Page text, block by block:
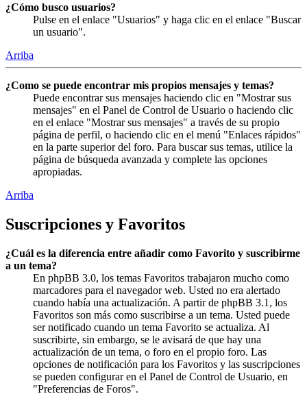
¿Cómo busco usuarios?
Pulse en el enlace "Usuarios" y haga clic en el enlace "Buscar
un usuario".
Arriba
¿Como se puede encontrar mis propios mensajes y temas?
Puede encontrar sus mensajes haciendo clic en "Mostrar sus
mensajes" en el Panel de Control de Usuario o haciendo clic
en el enlace "Mostrar sus mensajes" a través de su propio
página de perfil, o haciendo clic en el menú "Enlaces rápidos"
en la parte superior del foro. Para buscar sus temas, utilice la
página de búsqueda avanzada y complete las opciones
apropiadas.
Arriba
Suscripciones y Favoritos
¿Cuál es la diferencia entre añadir como Favorito y suscribirme
a un tema?
En phpBB 3.0, los temas Favoritos trabajaron mucho como
marcadores para el navegador web. Usted no era alertado
cuando había una actualización. A partir de phpBB 3.1, los
Favoritos son más como suscribirse a un tema. Usted puede
ser notificado cuando un tema Favorito se actualiza. Al
suscribirte, sin embargo, se le avisará de que hay una
actualización de un tema, o foro en el propio foro. Las
opciones de notificación para los Favoritos y las suscripciones
se pueden configurar en el Panel de Control de Usuario, en
"Preferencias de Foros".